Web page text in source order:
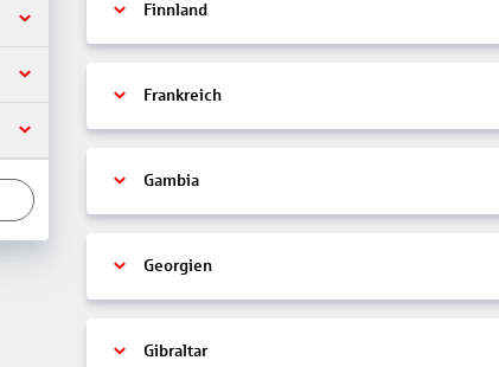
Finnland
Frankreich
Gambia
Georgien
Gibraltar